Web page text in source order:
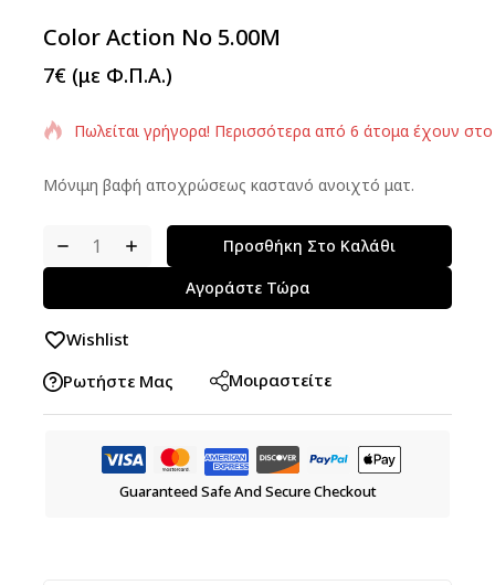
Color Action No 5.00M
7€ (με Φ.Π.Α.)
Πωλείται γρήγορα! Περισσότερα από 6 άτομα έχουν στο
Μόνιμη βαφή αποχρώσεως καστανό ανοιχτό ματ.
Προσθήκη Στο Καλάθι
Αγοράστε Τώρα
Wishlist
Ρωτήστε Μας
Μοιραστείτε
Guaranteed Safe And Secure Checkout